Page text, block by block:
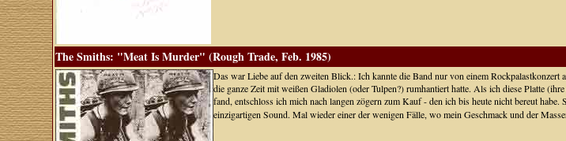
The Smiths: "Meat Is Murder" (Rough Trade, Feb. 1985)
Das war Liebe auf den zweiten Blick.: Ich kannte die Band nur von einem
die ganze Zeit mit weißen Gladiolen (oder Tulpen?) rumhantiert hatte. Als ich diese Platte
fand, entschloss ich mich nach langen zögern zum Kauf - den ich bis heute nicht bereut habe.
einzigartigen Sound. Mal wieder einer der wenigen Fälle, wo mein Geschmack und der